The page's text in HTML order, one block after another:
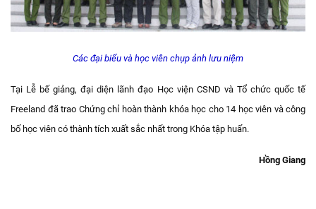
Các đại biểu và học viên chụp ảnh lưu niệm
Tại Lễ bế giảng, đại diện lãnh đạo Học viện CSND và Tổ chức quốc tế
Freeland đã trao Chứng chỉ hoàn thành khóa học cho 14 học viên và công
bố học viên có thành tích xuất sắc nhất trong Khóa tập huấn.
Hồng Giang